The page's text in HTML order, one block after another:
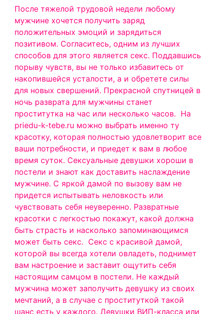
После тяжелой трудовой недели любому
мужчине хочется получить заряд
положительных эмоций и зарядиться
позитивом. Согласитесь, одним из лучших
способов для этого является секс. Поддавшись
порыву чувств, вы не только избавитесь от
накопившейся усталости, а и обретете силы
для новых свершений. Прекрасной спутницей в
ночь разврата для мужчины станет
проститутка на час или несколько часов. На
priedu-k-tebe.ru можно выбрать именно ту
красотку, которая полностью удовлетворит все
ваши потребности, и приедет к вам в любое
время суток. Сексуальные девушки хороши в
постели и знают как доставить наслаждение
мужчине. С яркой дамой по вызову вам не
придется испытывать неловкость или
чувствовать себя неуверенно. Развратные
красотки с легкостью покажут, какой должна
быть страсть и насколько запоминающимся
может быть секс. Секс с красивой дамой,
которой вы всегда хотели овладеть, поднимет
вам настроение и заставит ощутить себя
настоящим самцом в постели. Не каждый
мужчина может заполучить девушку из своих
мечтаний, а в случае с проституткой такой
шанс есть у каждого. Девушки ВИП-класса или